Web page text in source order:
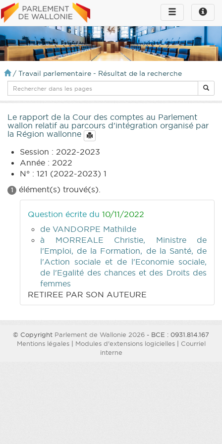
Toggle
infos
Toggle
navigation
/ Travail parlementaire - Résultat de la recherche
Le rapport de la Cour des comptes au Parlement
wallon relatif au parcours d'intégration organisé par
la Région wallonne
Session : 2022-2023
Année : 2022
N° : 121 (2022-2023) 1
1 élément(s) trouvé(s).
Question écrite du 10/11/2022
de VANDORPE Mathilde
à MORREALE Christie, Ministre de
l'Emploi, de la Formation, de la Santé, de
l'Action sociale et de l'Economie sociale,
de l'Egalité des chances et des Droits des
femmes
RETIREE PAR SON AUTEURE
© Copyright Parlement de Wallonie 2026 - BCE : 0931.814.167
Mentions légales| Modules d'extensions logicielles| Courriel
interne